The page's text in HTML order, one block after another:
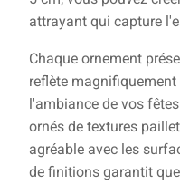
attrayant qui capture
Chaque ornement
reflète
l'ambiance de vos
ornés de textures
agréable avec les
de finitions garantit